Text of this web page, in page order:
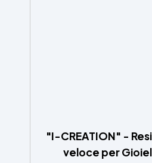
"I-CREATION" -
veloce per